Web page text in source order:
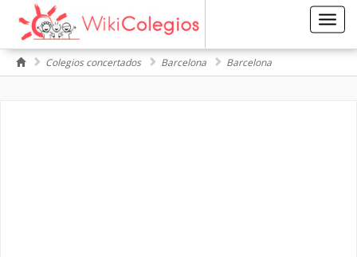
Colegios concertados Barcelona Barcelona